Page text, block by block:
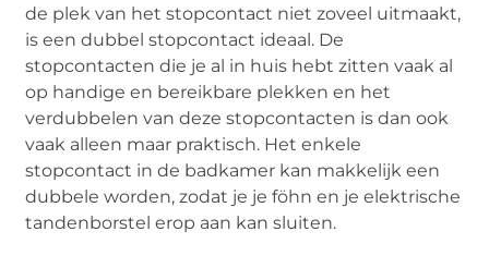
de plek van het stopcontact niet zoveel uitmaakt,
is een dubbel stopcontact ideaal. De
stopcontacten die je al in huis hebt zitten vaak al
op handige en bereikbare plekken en het
verdubbelen van deze stopcontacten is dan ook
vaak alleen maar praktisch. Het enkele
stopcontact in de badkamer kan makkelijk een
dubbele worden, zodat je je föhn en je elektrische
tandenborstel erop aan kan sluiten.